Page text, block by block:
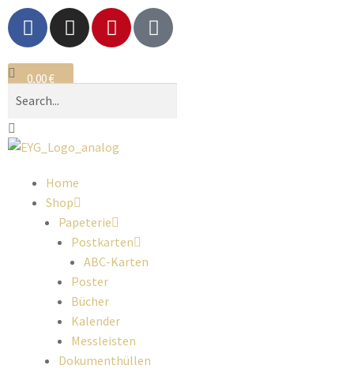
0,00€
Home
Shop
Papeterie
Postkarten
ABC-Karten
Poster
Bücher
Kalender
Messleisten
Dokumenthüllen